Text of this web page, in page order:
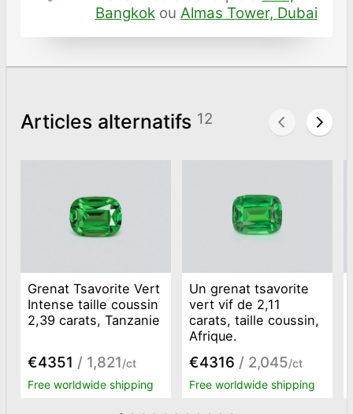
Bangkokou Almas Tower, Dubai
Articles alternatifs 12
Grenat Tsavorite Vert
Intense taille coussin
2,39 carats, Tanzanie
€4351 / 1,821/ct
Free worldwide shipping
Un grenat tsavorite
vert vif de 2,11
carats, taille coussin,
Afrique.
€4316 / 2,045/ct
Free worldwide shipping